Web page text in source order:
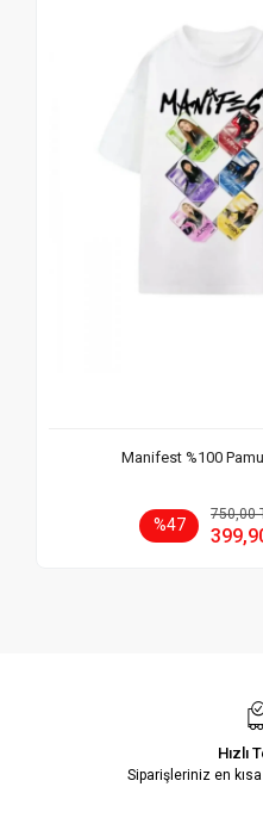
Manifest %100
%47
750,00
Hızlı
Siparişleriniz en